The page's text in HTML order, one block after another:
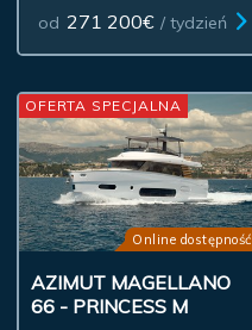
od 271 200€ / tydzień
Online dostępność
AZIMUT MAGELLANO
66 - PRINCESS M
OFERTA SPECJALNA